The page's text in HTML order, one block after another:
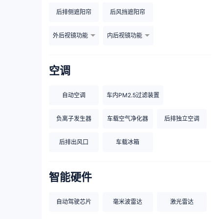
后排侧遮阳帘 后风挡遮阳帘
外后视镜功能 内后视镜功能
空调
自动空调 车内PM2.5过滤装置
负离子发生器 车载空气净化器 后排独立空调
后排出风口 车载冰箱
智能硬件
自动驾驶芯片 毫米波雷达 激光雷达